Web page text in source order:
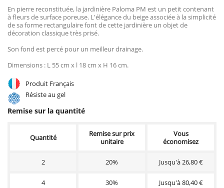
En pierre reconstituée, la jardinière Paloma PM est un petit contenant
à fleurs de surface poreuse. L'élégance du beige associée à la simplicité
de sa forme rectangulaire font de cette jardinière un objet de
décoration classique très prisé.
Son fond est percé pour un meilleur drainage.
Dimensions : L 55 cm x l 18 cm x H 16 cm.
Produit Français
Résiste au gel
Remise sur la quantité
Quantité
Remise sur prix
unitaire
Vous
économisez
2 20% Jusqu'à 26,80 €
4 30% Jusqu'à 80,40 €